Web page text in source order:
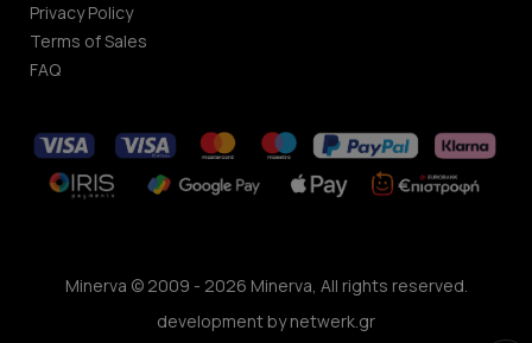
Privacy Policy
Terms of Sales
FAQ
Minerva © 2009 - 2026 Minerva, All rights reserved.
development bynetwerk.gr